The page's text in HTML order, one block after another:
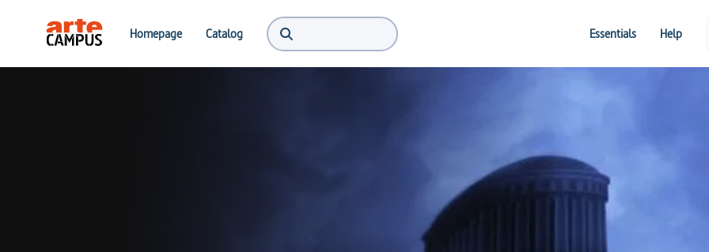
Homepage Catalog Essentials Help